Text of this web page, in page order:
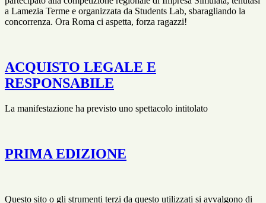
a Lamezia Terme e organizzata da Students Lab, sbaragliando la
concorrenza. Ora Roma ci aspetta, forza ragazzi!
ACQUISTO LEGALE E
RESPONSABILE
La manifestazione ha previsto uno spettacolo intitolato
PRIMA EDIZIONE
Questo sito o gli strumenti terzi da questo utilizzati si avvalgono di